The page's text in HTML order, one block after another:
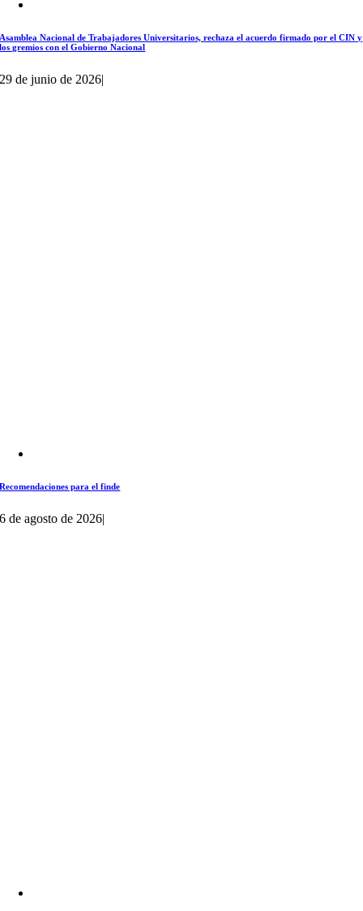
Asamblea Nacional de Trabajadores Universitarios, rechaza el acuerdo firmado por el CIN y
los gremios con el Gobierno Nacional
29 de junio de 2026|
Recomendaciones para el finde
6 de agosto de 2026|